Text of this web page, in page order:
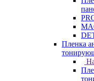
Пленка